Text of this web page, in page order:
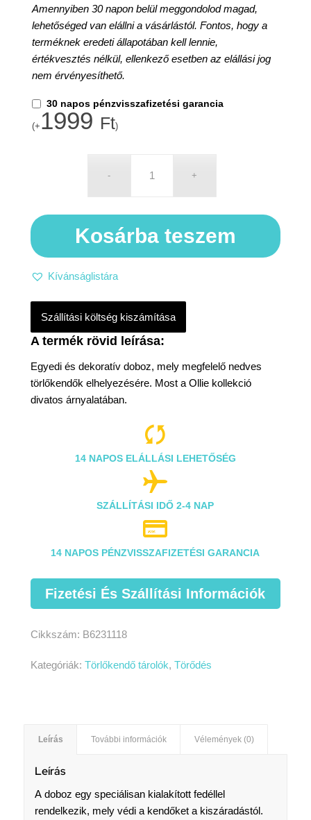
Egyedi és dekoratív doboz, mely megfelelő nedves
törlőkendők elhelyezésére. Most a Ollie kollekció
divatos árnyalatában.
Amennyiben 30 napon belül meggondolod magad,
lehetőséged van elállni a vásárlástól. Fontos, hogy a
terméknek eredeti állapotában kell lennie,
értékvesztés nélkül, ellenkező esetben az elállási jog
nem érvényesíthető.
30 napos pénzvisszafizetési garancia
(+ 1999 Ft)
Kosárba teszem
Kívánságlistára
Szállítási költség kiszámítása

14 NAPOS ELÁLLÁSI LEHETŐSÉG

SZÁLLÍTÁSI IDŐ 2-4 NAP

14 NAPOS PÉNZVISSZAFIZETÉSI GARANCIA
Fizetési És Szállítási Információk
Cikkszám: B6231118
Kategóriák: Törlőkendő tárolók, Törődés
Leírás További információk Vélemények (0)
Leírás
A doboz egy speciálisan kialakított fedéllel
rendelkezik, mely védi a kendőket a kiszáradástól.